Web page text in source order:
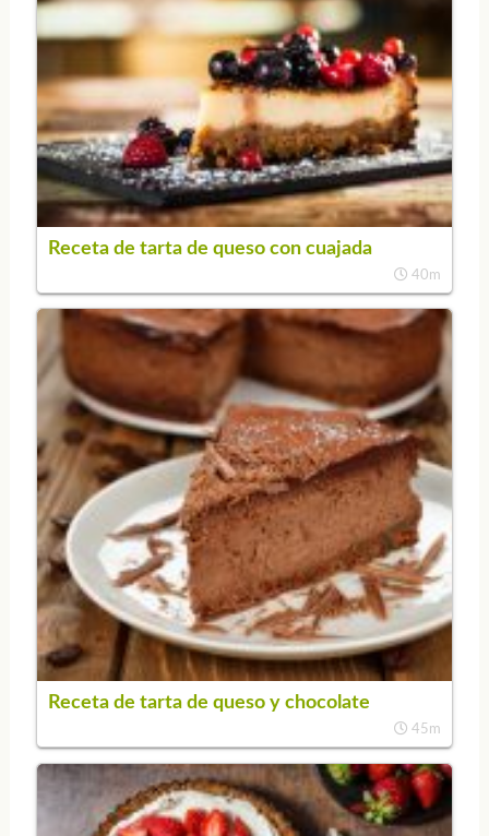
Receta de tarta de queso con cuajada
40m
Receta de tarta de queso y chocolate
45m